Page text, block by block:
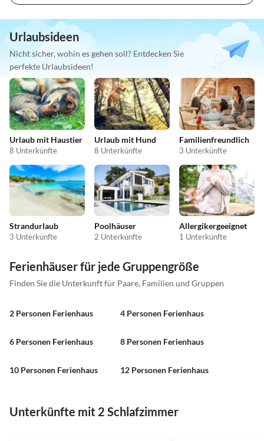
Urlaubsideen
Nicht sicher, wohin es gehen soll? Entdecken Sie
perfekte Urlaubsideen!
Urlaub mit Haustier
8 Unterkünfte
Urlaub mit Hund
8 Unterkünfte
Familienfreundlich
3 Unterkünfte
Strandurlaub
3 Unterkünfte
Poolhäuser
2 Unterkünfte
Allergikergeeignet
1 Unterkünfte
Ferienhäuser für jede Gruppengröße
Finden Sie die Unterkunft für Paare, Familien und Gruppen
2 Personen Ferienhaus 4 Personen Ferienhaus
6 Personen Ferienhaus 8 Personen Ferienhaus
10 Personen Ferienhaus 12 Personen Ferienhaus
Unterkünfte mit 2 Schlafzimmer